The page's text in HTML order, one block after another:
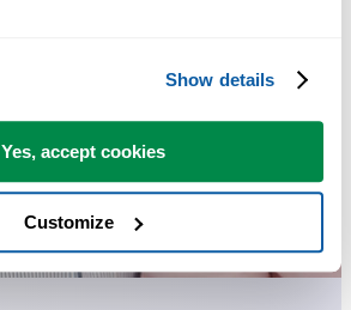
Show details
Yes, accept cookies
Customize